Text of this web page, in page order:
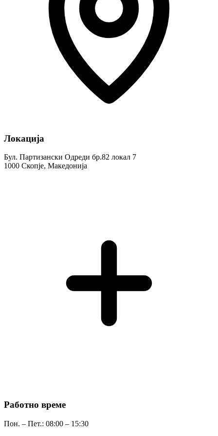
Локација
Бул. Партизански Одреди бр.82 локал 7
1000 Скопје, Македонија
Работно време
Пон. – Пет.: 08:00 – 15:30